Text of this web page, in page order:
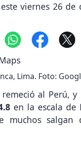
viernes 26
Lima. Foto:
al Perú, y
en la escala de
muchos salgan